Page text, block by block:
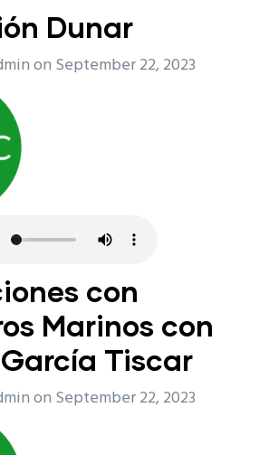
Dunar
on September 22, 2023
con
Marinos con
Tiscar
on September 22, 2023